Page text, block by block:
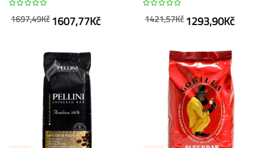
1607,77Kč
1697,49Kč 1293,90Kč
1421,57Kč